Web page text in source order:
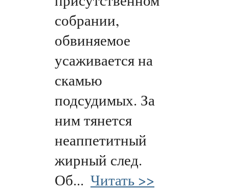
собрании,
обвиняемое
усаживается на
скамью
подсудимых. За
ним тянется
неаппетитный
жирный след.
Об... Читать >>